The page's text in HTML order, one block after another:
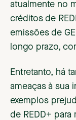
atualmente no
créditos de
emissões de
longo prazo,
Entretanto, há
ameaças à sua
exemplos
de REDD+